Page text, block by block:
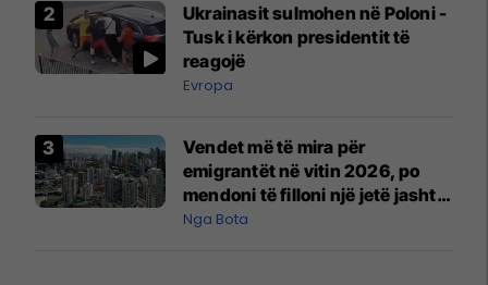
Mançesterit
Ukrainasit sulmohen në Poloni -
Tusk i kërkon presidentit të
reagojë
Evropa
Vendet më të mira për
emigrantët në vitin 2026, po
mendoni të filloni një jetë jashtë
vendit?
Nga Bota